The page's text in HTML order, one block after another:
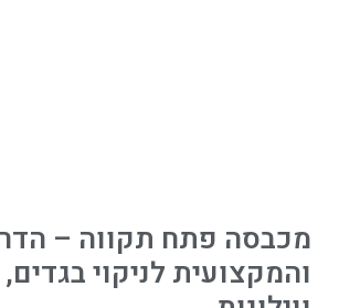
מכבסה פתח תקווה –
והמקצועית לניקוי